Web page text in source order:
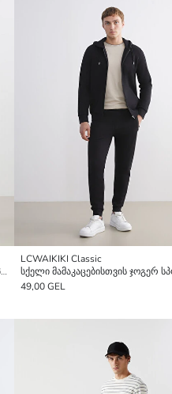
სტანდარტული ჭრა მამაკაცის ჯოგერ სპორტული შარვალი
LCWAIKIKI Classic
49,00 GEL